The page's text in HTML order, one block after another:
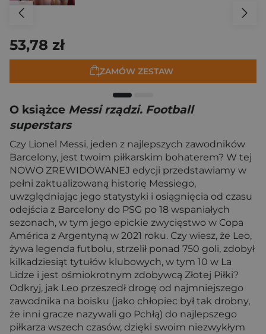
53,78 zł
ZAMÓW ZESTAW
O książce Messi rządzi. Football
superstars
Czy Lionel Messi, jeden z najlepszych zawodników
Barcelony, jest twoim piłkarskim bohaterem? W tej
NOWO ZREWIDOWANEJ edycji przedstawiamy w
pełni zaktualizowaną historię Messiego,
uwzględniając jego statystyki i osiągnięcia od czasu
odejścia z Barcelony do PSG po 18 wspaniałych
sezonach, w tym jego epickie zwycięstwo w Copa
América z Argentyną w 2021 roku. Czy wiesz, że Leo,
żywa legenda futbolu, strzelił ponad 750 goli, zdobył
kilkadziesiąt tytułów klubowych, w tym 10 w La
Lidze i jest ośmiokrotnym zdobywcą Złotej Piłki?
Odkryj, jak Leo przeszedł drogę od najmniejszego
zawodnika na boisku (jako chłopiec był tak drobny,
że inni gracze nazywali go Pchłą) do najlepszego
piłkarza wszech czasów, dzięki swoim niezwykłym